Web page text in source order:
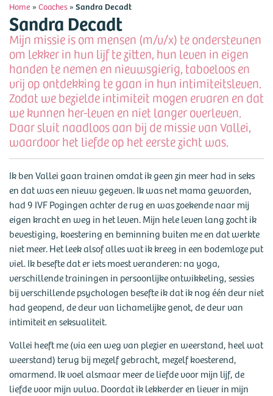
Home » Coaches » Sandra Decadt
Sandra Decadt
Mijn missie is om mensen (m/v/x) te ondersteunen
om lekker in hun lijf te zitten, hun leven in eigen
handen te nemen en nieuwsgierig, taboeloos en
vrij op ontdekking te gaan in hun intimiteitsleven.
Zodat we bezielde intimiteit mogen ervaren en dat
we kunnen her-leven en niet langer overleven.
Daar sluit naadloos aan bij de missie van Vallei,
waardoor het liefde op het eerste zicht was.
Ik ben Vallei gaan trainen omdat ik geen zin meer had in seks
en dat was een nieuw gegeven. Ik was net mama geworden,
had 9 IVF Pogingen achter de rug en was zoekende naar mij
eigen kracht en weg in het leven. Mijn hele leven lang zocht ik
bevestiging, koestering en beminning buiten me en dat werkte
niet meer. Het leek alsof alles wat ik kreeg in een bodemloze put
viel. Ik besefte dat er iets moest veranderen: na yoga,
verschillende trainingen in persoonlijke ontwikkeling, sessies
bij verschillende psychologen besefte ik dat ik nog één deur niet
had geopend, de deur van lichamelijke genot, de deur van
intimiteit en seksualiteit.
Vallei heeft me (via een weg van plezier en weerstand, heel wat
weerstand) terug bij mezelf gebracht, mezelf koesterend,
omarmend. Ik voel alsmaar meer de liefde voor mijn lijf, de
liefde voor mijn vulva. Doordat ik lekkerder en liever in mijn